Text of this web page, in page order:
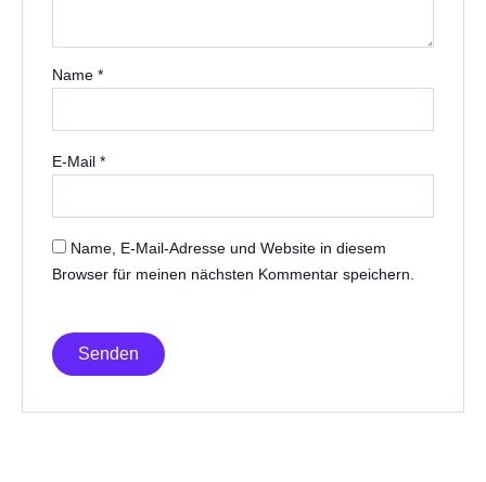
Name *
E-Mail *
Name, E-Mail-Adresse und Website in diesem
Browser für meinen nächsten Kommentar speichern.